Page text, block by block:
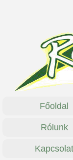
Főoldal
Rólunk
Kapcsolat